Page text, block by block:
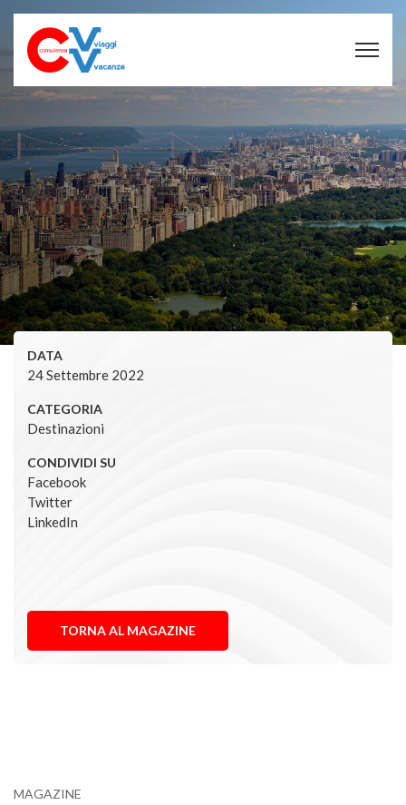
DATA
24 Settembre 2022
CATEGORIA
Destinazioni
CONDIVIDI SU
Facebook
Twitter
LinkedIn
TORNA AL MAGAZINE
MAGAZINE